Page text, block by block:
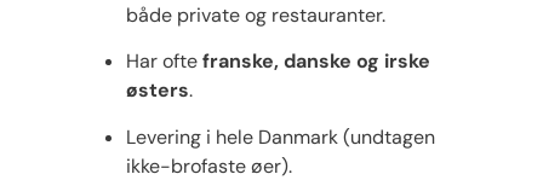
både private og restauranter.
Har oftefranske, danske og irske
østers.
Levering i hele Danmark (undtagen
ikke-brofaste øer).